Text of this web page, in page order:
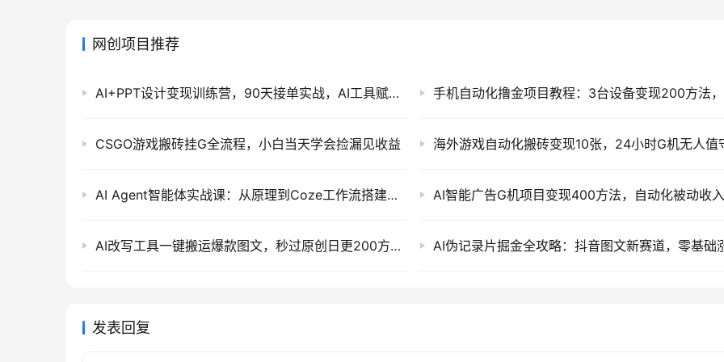
网创项目推荐
AI+PPT设计变现训练营，90天接单实战，AI工具赋能副业赚钱
CSGO游戏搬砖挂G全流程，小白当天学会捡漏见收益
AI Agent智能体实战课：从原理到Coze工作流搭建，零基础低代码开发
AI改写工具一键搬运爆款图文，秒过原创日更200方法，头条副业实操指南
发表回复